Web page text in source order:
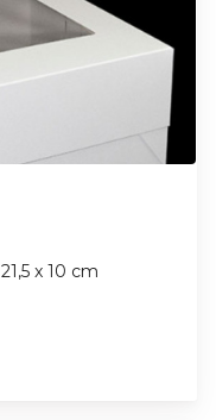
x 10 cm